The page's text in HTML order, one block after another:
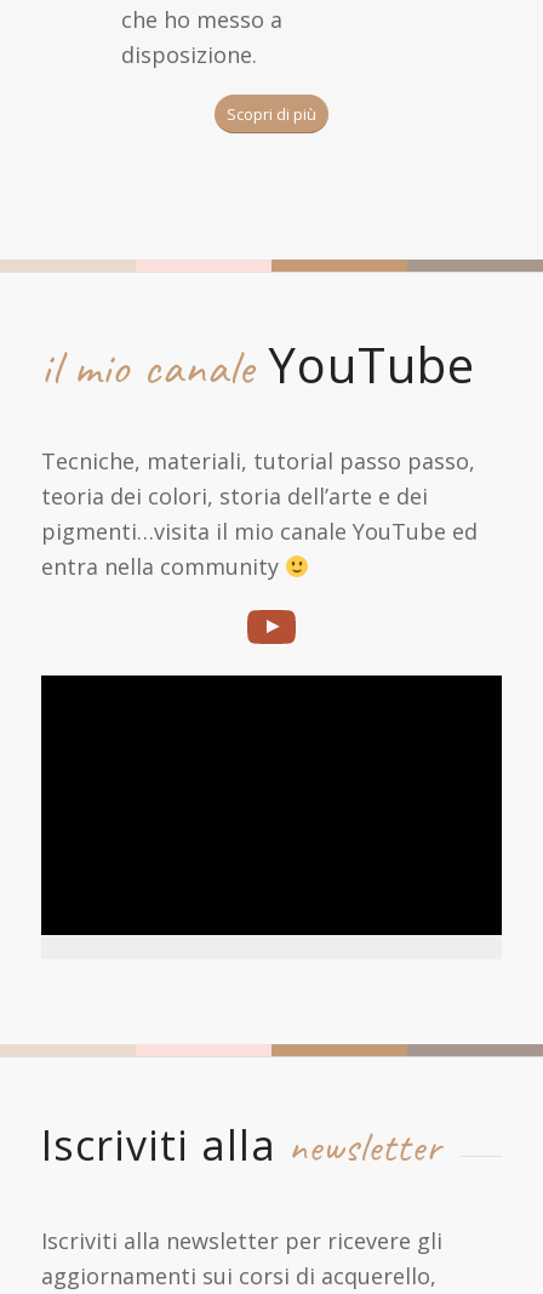
che ho messo a
disposizione.
Scopri di più
il mio canaleYouTube
Tecniche, materiali, tutorial passo passo,
teoria dei colori, storia dell’arte e dei
pigmenti…visita il mio canale YouTube ed
entra nella community
Iscriviti alla newsletter
Iscriviti alla newsletter per ricevere gli
aggiornamenti sui corsi di acquerello,